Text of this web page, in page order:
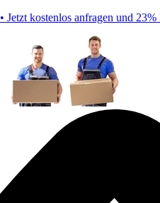
• Jetzt kostenlos anfragen und